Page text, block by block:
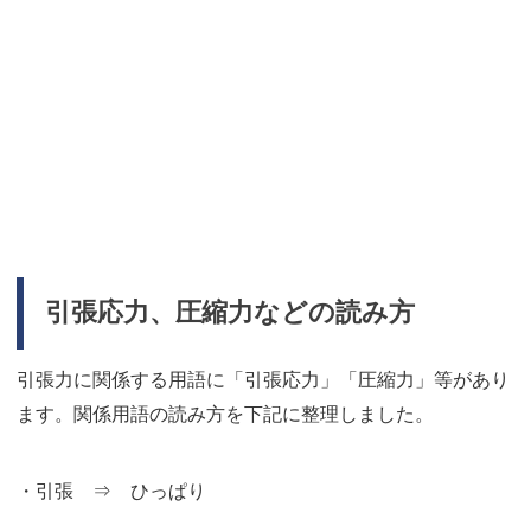
引張応力、圧縮力などの読み方
引張力に関係する用語に「引張応力」「圧縮力」等があり
ます。関係用語の読み方を下記に整理しました。
・引張 ⇒ ひっぱり